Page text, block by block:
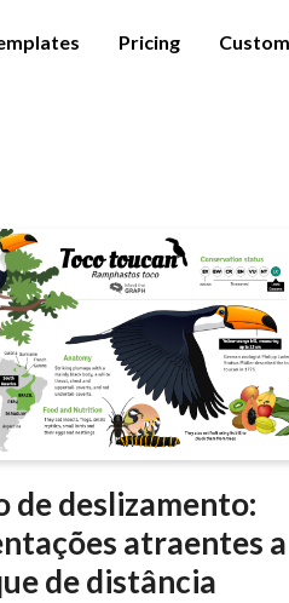
Pricing
de deslizamento:
atraentes a
de distância